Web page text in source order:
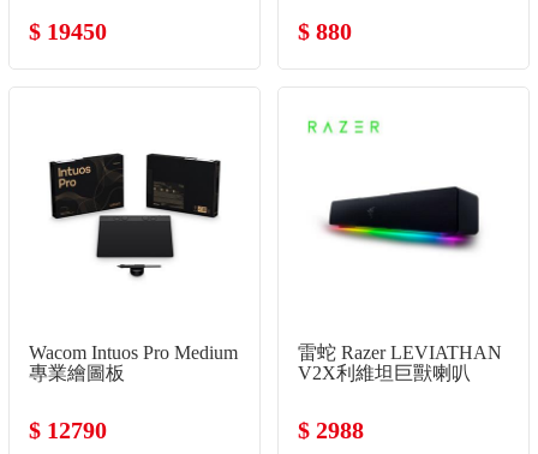
$ 19450 $ 880
Wacom Intuos Pro Medium
專業繪圖板
$ 12790
雷蛇 Razer LEVIATHAN
V2X利維坦巨獸喇叭
$ 2988